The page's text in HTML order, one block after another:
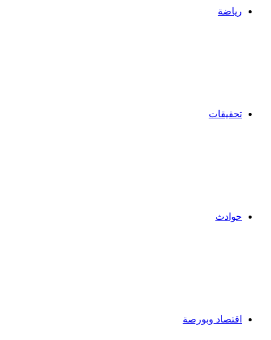
رياضة
تحقيقات
حوادث
اقتصاد وبورصة